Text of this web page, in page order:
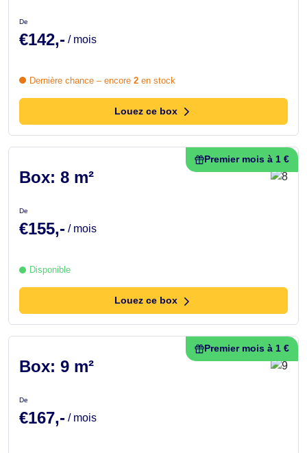
De
€142,- / mois
Dernière chance – encore 2 en stock
Louez ce box
Premier mois à 1 €
Box: 8 m²
De
€155,- / mois
Disponible
Louez ce box
Premier mois à 1 €
Box: 9 m²
De
€167,- / mois